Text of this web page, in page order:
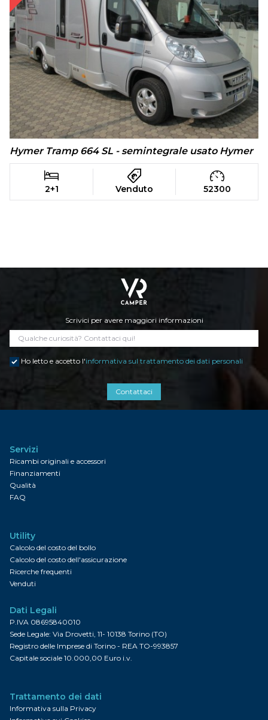
Hymer Tramp 664 SL - semintegrale usato Hymer
2+1 Venduto 52300
Scrivici per avere maggiori informazioni
Ho letto e accetto l'informativa sul trattamento dei dati personali
Contattaci
Servizi
Ricambi originali e accessori
Finanziamenti
Qualità
FAQ
Utility
Calcolo del costo del bollo
Calcolo del costo dell'assicurazione
Ricerche frequenti
Venduti
Dati Legali
P.IVA 08695840010
Sede Legale: Via Drovetti, 11- 10138 Torino (TO)
Registro delle Imprese di Torino - REA TO-993857
Capitale sociale 10.000,00 Euro i.v.
Trattamento dei dati
Informativa sulla Privacy